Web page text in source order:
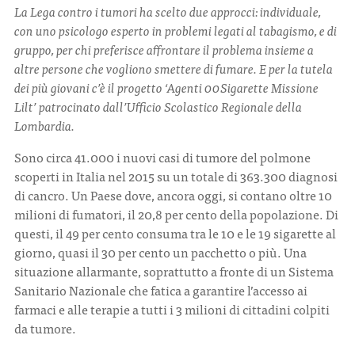
CONTATTI
ITA ENG
La Lega contro i tumori ha scelto due approcci: individuale,
con uno psicologo esperto in problemi legati al tabagismo, e di
gruppo, per chi preferisce affrontare il problema insieme a
altre persone che vogliono smettere di fumare. E per la tutela
dei più giovani c’è il progetto ‘Agenti 00Sigarette Missione
Lilt’ patrocinato dall’Ufficio Scolastico Regionale della
Lombardia.
Sono circa 41.000 i nuovi casi di tumore del polmone
scoperti in Italia nel 2015 su un totale di 363.300 diagnosi
di cancro. Un Paese dove, ancora oggi, si contano oltre 10
milioni di fumatori, il 20,8 per cento della popolazione. Di
questi, il 49 per cento consuma tra le 10 e le 19 sigarette al
giorno, quasi il 30 per cento un pacchetto o più. Una
situazione allarmante, soprattutto a fronte di un Sistema
Sanitario Nazionale che fatica a garantire l’accesso ai
farmaci e alle terapie a tutti i 3 milioni di cittadini colpiti
da tumore.